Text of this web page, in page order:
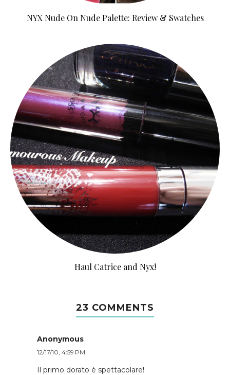
NYX Nude On Nude Palette: Review & Swatches
Haul Catrice and Nyx!
23 COMMENTS
Anonymous
12/17/10, 4:59 PM
Il primo dorato è spettacolare!